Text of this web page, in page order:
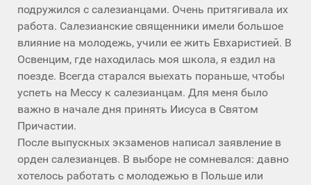
подружился с салезианцами. Очень притягивала их
работа. Салезианские священники имели большое
влияние на молодежь, учили ее жить Евхаристией. В
Освенцим, где находилась моя школа, я ездил на
поезде. Всегда старался выехать пораньше, чтобы
успеть на Мессу к салезианцам. Для меня было
важно в начале дня принять Иисуса в Святом
Причастии.
После выпускных экзаменов написал заявление в
орден салезианцев. В выборе не сомневался: давно
хотелось работать с молодежью в Польше или